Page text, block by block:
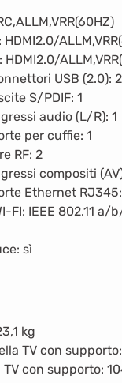
HDMI2.0/
HDMI2.0/
USB (2.0): 2
S/PDIF: 1
audio (L/R): 1
per cuffie: 1
RF: 2
compositi
Ethernet RJ345:
FI: IEEE 802.11
sì
kg
TV con
con supporto: